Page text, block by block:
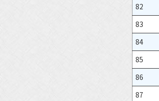
82
83
84
85
86
87